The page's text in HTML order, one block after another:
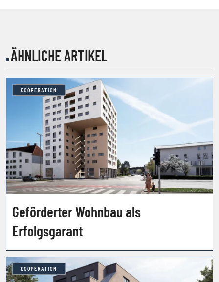
ÄHNLICHE ARTIKEL
KOOPERATION
Geförderter Wohnbau als
Erfolgsgarant
KOOPERATION